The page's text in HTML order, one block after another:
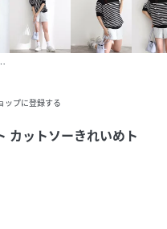
×ブラック
ップに登録する
カットソーきれいめト